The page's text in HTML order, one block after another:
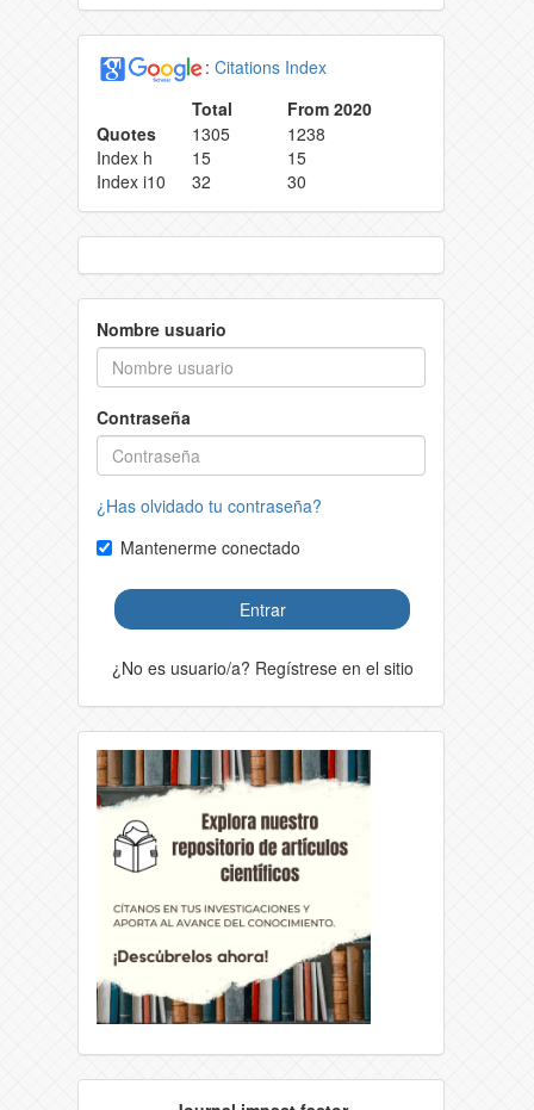
: Citations Index
Total
From 2020
Quotes
1305
1238
Index h
15
15
Index i10
32 30
Nombre usuario
Contraseña
¿Has olvidado tu contraseña?
Mantenerme conectado
Entrar
¿No es usuario/a? Regístrese en el sitio